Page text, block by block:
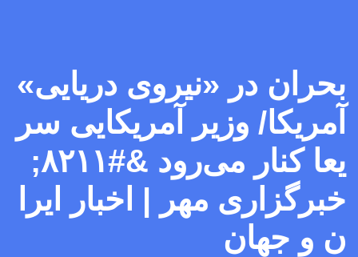
بحران در «نیروی دریایی»
آمریکا/ وزیر آمریکایی سر
یعا کنار می‌رود &#۸۲۱۱;
خبرگزاری مهر | اخبار ایرا
ن و جهان